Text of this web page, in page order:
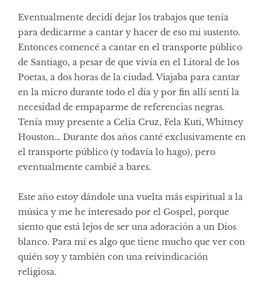
Eventualmente decidí dejar los trabajos que tenía
para dedicarme a cantar y hacer de eso mi sustento.
Entonces comencé a cantar en el transporte público
de Santiago, a pesar de que vivía en el Litoral de los
Poetas, a dos horas de la ciudad. Viajaba para cantar
en la micro durante todo el día y por fin allí sentí la
necesidad de empaparme de referencias negras.
Tenía muy presente a Celia Cruz, Fela Kuti, Whitney
Houston… Durante dos años canté exclusivamente en
el transporte público (y todavía lo hago), pero
eventualmente cambié a bares.
Este año estoy dándole una vuelta más espiritual a la
música y me he interesado por el Gospel, porque
siento que está lejos de ser una adoración a un Dios
blanco. Para mí es algo que tiene mucho que ver con
quién soy y también con una reivindicación
religiosa.